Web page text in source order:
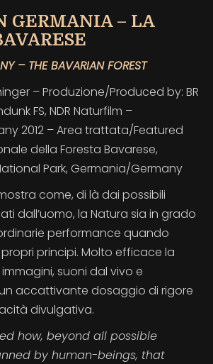
GERMANIA – LA
– THE BAVARIAN FOREST
– Produzione/Produced by: BR
FS, NDR Naturfilm –
2012 – Area trattata/Featured
della Foresta Bavarese,
Park, Germania/Germany
come, di là dai possibili
dall’uomo, la Natura sia in grado
performance quando
principi. Molto efficace la
suoni dal vivo e
accattivante dosaggio di rigore
divulgativa.
how, beyond all possible
by human-beings, that